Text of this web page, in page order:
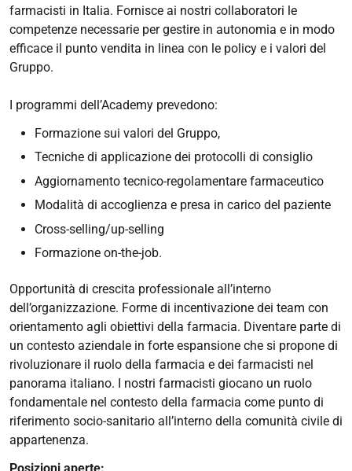
farmacisti in Italia. Fornisce ai nostri collaboratori le
competenze necessarie per gestire in autonomia e in modo
efficace il punto vendita in linea con le policy e i valori del
Gruppo.
I programmi dell’Academy prevedono:
Formazione sui valori del Gruppo,
Tecniche di applicazione dei protocolli di consiglio
Aggiornamento tecnico-regolamentare farmaceutico
Modalità di accoglienza e presa in carico del paziente
Cross-selling/up-selling
Formazione on-the-job.
Opportunità di crescita professionale all’interno
dell’organizzazione. Forme di incentivazione dei team con
orientamento agli obiettivi della farmacia. Diventare parte di
un contesto aziendale in forte espansione che si propone di
rivoluzionare il ruolo della farmacia e dei farmacisti nel
panorama italiano. I nostri farmacisti giocano un ruolo
fondamentale nel contesto della farmacia come punto di
riferimento socio-sanitario all’interno della comunità civile di
appartenenza.